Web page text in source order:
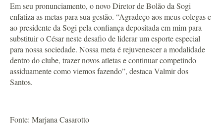
Em seu pronunciamento, o novo Diretor de Bolão da Sogi
enfatiza as metas para sua gestão. “Agradeço aos meus colegas e
ao presidente da Sogi pela confiança depositada em mim para
substituir o César neste desafio de liderar um esporte especial
para nossa sociedade. Nossa meta é rejuvenescer a modalidade
dentro do clube, trazer novos atletas e continuar competindo
assiduamente como viemos fazendo”, destaca Valmir dos
Santos.
Fonte: Marjana Casarotto